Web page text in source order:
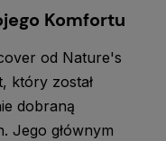
Komfortu
od Nature's
który został
dobraną
Jego głównym